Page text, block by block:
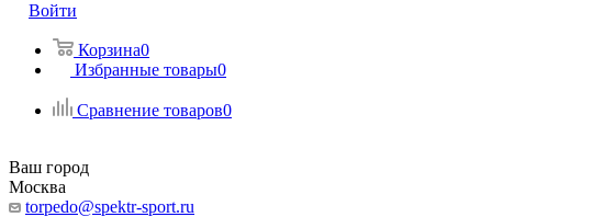
Войти
Корзина0
Избранные товары0
Сравнение товаров0
Ваш город
Москва
torpedo@spektr-sport.ru